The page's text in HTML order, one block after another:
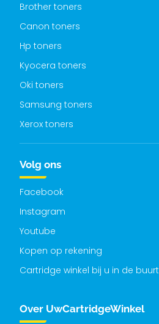
Brother toners
Canon toners
Hp toners
Kyocera toners
Oki toners
Samsung toners
Xerox toners
Volg ons
Facebook
Instagram
Youtube
Kopen op rekening
Cartridge winkel bij u in de buurt
Over UwCartridgeWinkel